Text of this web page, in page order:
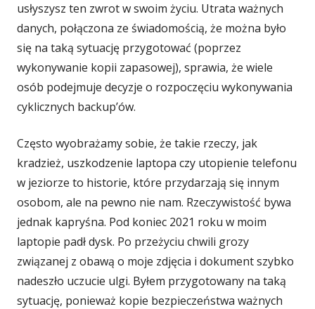
usłyszysz ten zwrot w swoim życiu. Utrata ważnych
danych, połączona ze świadomością, że można było
się na taką sytuację przygotować (poprzez
wykonywanie kopii zapasowej), sprawia, że wiele
osób podejmuje decyzje o rozpoczęciu wykonywania
cyklicznych backup’ów.
Często wyobrażamy sobie, że takie rzeczy, jak
kradzież, uszkodzenie laptopa czy utopienie telefonu
w jeziorze to historie, które przydarzają się innym
osobom, ale na pewno nie nam. Rzeczywistość bywa
jednak kapryśna. Pod koniec 2021 roku w moim
laptopie padł dysk. Po przeżyciu chwili grozy
związanej z obawą o moje zdjęcia i dokument szybko
nadeszło uczucie ulgi. Byłem przygotowany na taką
sytuację, ponieważ kopie bezpieczeństwa ważnych